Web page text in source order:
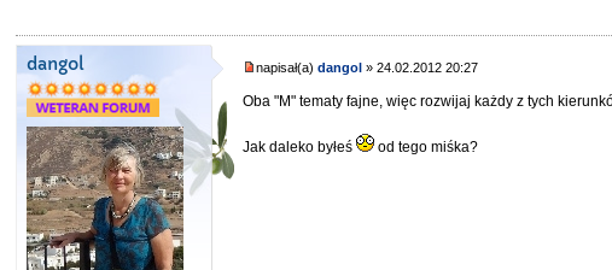
dangol napisał(a)dangol » 24.02.2012 20:27
Oba "M" tematy fajne, więc rozwijaj każdy z tych
Jak daleko byłeś od tego miśka?